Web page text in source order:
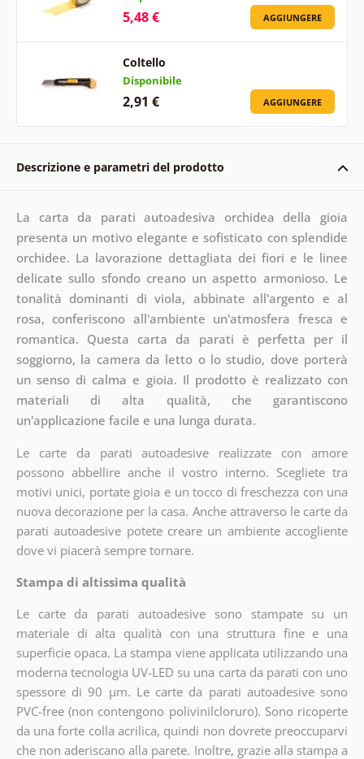
5,48 € AGGIUNGERE
Coltello
Disponibile
2,91 € AGGIUNGERE
Descrizione e parametri del prodotto
La carta da parati autoadesiva orchidea della gioia
presenta un motivo elegante e sofisticato con splendide
orchidee. La lavorazione dettagliata dei fiori e le linee
delicate sullo sfondo creano un aspetto armonioso. Le
tonalità dominanti di viola, abbinate all'argento e al
rosa, conferiscono all'ambiente un'atmosfera fresca e
romantica. Questa carta da parati è perfetta per il
soggiorno, la camera da letto o lo studio, dove porterà
un senso di calma e gioia. Il prodotto è realizzato con
materiali di alta qualità, che garantiscono
un'applicazione facile e una lunga durata.
Le carte da parati autoadesive realizzate con amore
possono abbellire anche il vostro interno. Scegliete tra
motivi unici, portate gioia e un tocco di freschezza con una
nuova decorazione per la casa. Anche attraverso le carte da
parati autoadesive potete creare un ambiente accogliente
dove vi piacerà sempre tornare.
Stampa di altissima qualità
Le carte da parati autoadesive sono stampate su un
materiale di alta qualità con una struttura fine e una
superficie opaca. La stampa viene applicata utilizzando una
moderna tecnologia UV-LED su una carta da parati con uno
spessore di 90 µm. Le carte da parati autoadesive sono
PVC-free (non contengono polivinilcloruro). Sono ricoperte
da una forte colla acrilica, quindi non dovrete preoccuparvi
che non aderiscano alla parete. Inoltre, grazie alla stampa a